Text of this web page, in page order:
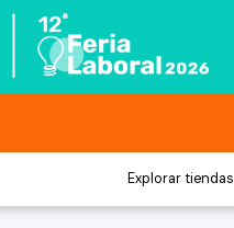
Explorar tiendas